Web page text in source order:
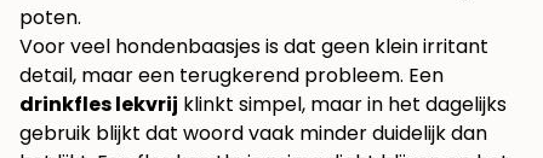
poten.
Voor veel hondenbaasjes is dat geen klein irritant
detail, maar een terugkerend probleem. Een
drinkfles lekvrij klinkt simpel, maar in het dagelijks
gebruik blijkt dat woord vaak minder duidelijk dan